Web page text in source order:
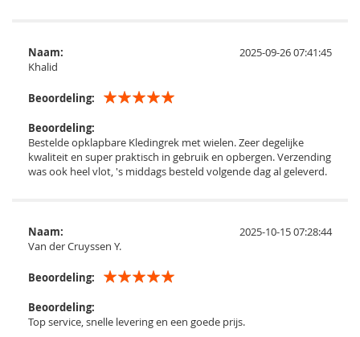
2025-09-26 07:41:45
Naam:
Khalid
Beoordeling:
Beoordeling:
Bestelde opklapbare Kledingrek met wielen. Zeer degelijke
kwaliteit en super praktisch in gebruik en opbergen. Verzending
was ook heel vlot, 's middags besteld volgende dag al geleverd.
2025-10-15 07:28:44
Naam:
Van der Cruyssen Y.
Beoordeling:
Beoordeling:
Top service, snelle levering en een goede prijs.